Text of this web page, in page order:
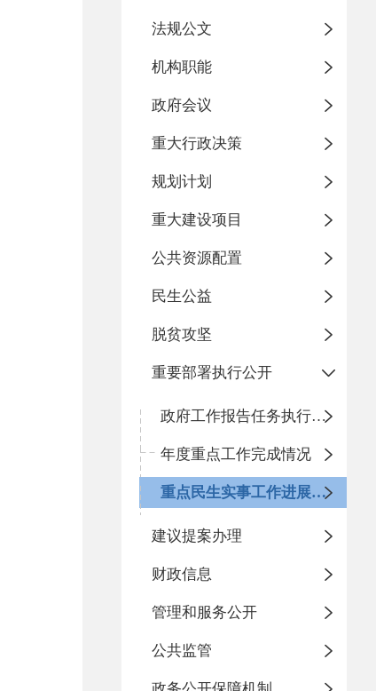
法规公文
机构职能
政府会议
重大行政决策
规划计划
重大建设项目
公共资源配置
民生公益
脱贫攻坚
重要部署执行公开
政府工作报告任务执行情况
年度重点工作完成情况
重点民生实事工作进展情况
建议提案办理
财政信息
管理和服务公开
公共监管